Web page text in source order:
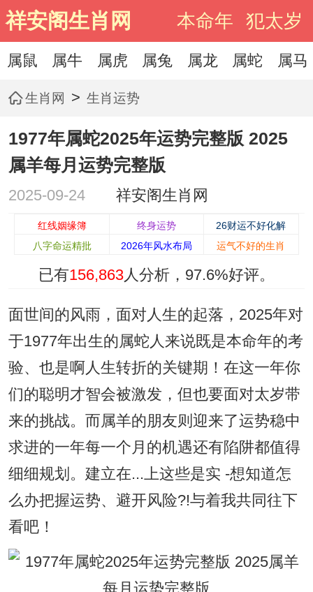
祥安阁生肖网 本命年 犯太岁
属鼠 属牛 属虎 属兔 属龙 属蛇 属马
生肖网 > 生肖运势
1977年属蛇2025年运势完整版 2025
属羊每月运势完整版
2025-09-24 祥安阁生肖网
红线姻缘簿 终身运势
26财运不好化解
八字命运精批
2026年风水布局 运气不好的生肖
已有156,863人分析， 97.6%好评。
面世间的风雨，面对人生的起落，2025年对
于1977年出生的属蛇人来说既是本命年的考
验、也是啊人生转折的关键期！在这一年你
们的聪明才智会被激发，但也要面对太岁带
来的挑战。而属羊的朋友则迎来了运势稳中
求进的一年每一个月的机遇还有陷阱都值得
细细规划。建立在...上这些是实 -想知道怎
么办把握运势、避开风险?!与着我共同往下
看吧！